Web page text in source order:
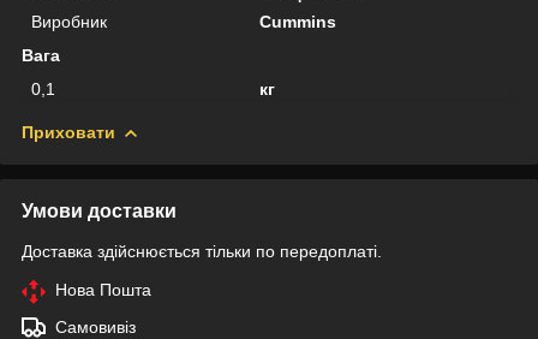
Виробник
Cummins
Вага
0,1
кг
Приховати
Умови доставки
Доставка здійснюється тільки по передоплаті.
Нова Пошта
Самовивіз